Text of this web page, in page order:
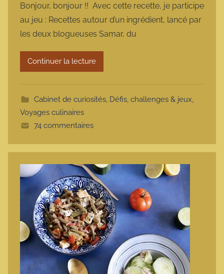
r
m
a
r
m
t
Bonjour, bonjour !! Avec cette recette, je participe
au jeu : Recettes autour d’un ingrédient, lancé par
les deux blogueuses Samar, du
Continuer la lecture
Cabinet de curiosités, Défis, challenges & jeux,
Voyages culinaires
74 commentaires